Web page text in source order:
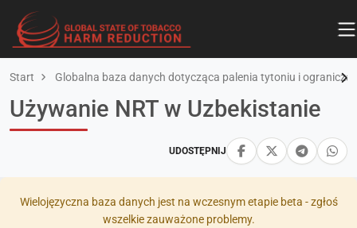
Start Globalna baza danych dotycząca palenia tytoniu i
UDOSTĘPNIJ
Używanie NRT w Uzbekistanie
Wielojęzyczna baza danych jest na wczesnym etapie beta - zgłoś
wszelkie zauważone problemy.